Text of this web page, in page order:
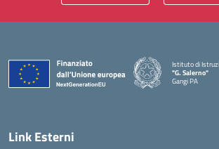
Istituto di
"G. Salerno"
Gangi PA
— Visita la
Link Esterni